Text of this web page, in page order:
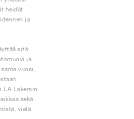
heidät
ja
sitä
ja
vuosi,
LA Lakersin
sekä
vielä